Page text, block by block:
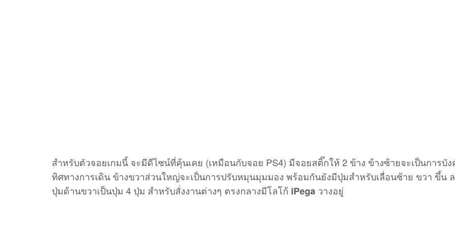
สำหรับตัวจอยเกมนี้ จะมีดีไซน์ที่คุ้นเคย (เหมือนกับจอย PS4) มีจอยสติ๊กให้ 2 ข้าง ข้างซ้ายจะเป็นการบั
ทิศทางการเดิน ข้างขวาส่วนใหญ่จะเป็นการปรับหมุนมุมมอง พร้อมกันยังมีปุ่มสำหรับเลื่อนซ้าย ขวา ขึ้น
ปุ่มด้านขวาเป็นปุ่ม 4 ปุ่ม สำหรับสั่งงานต่างๆ ตรงกลางมีโลโก้ iPega วางอยู่